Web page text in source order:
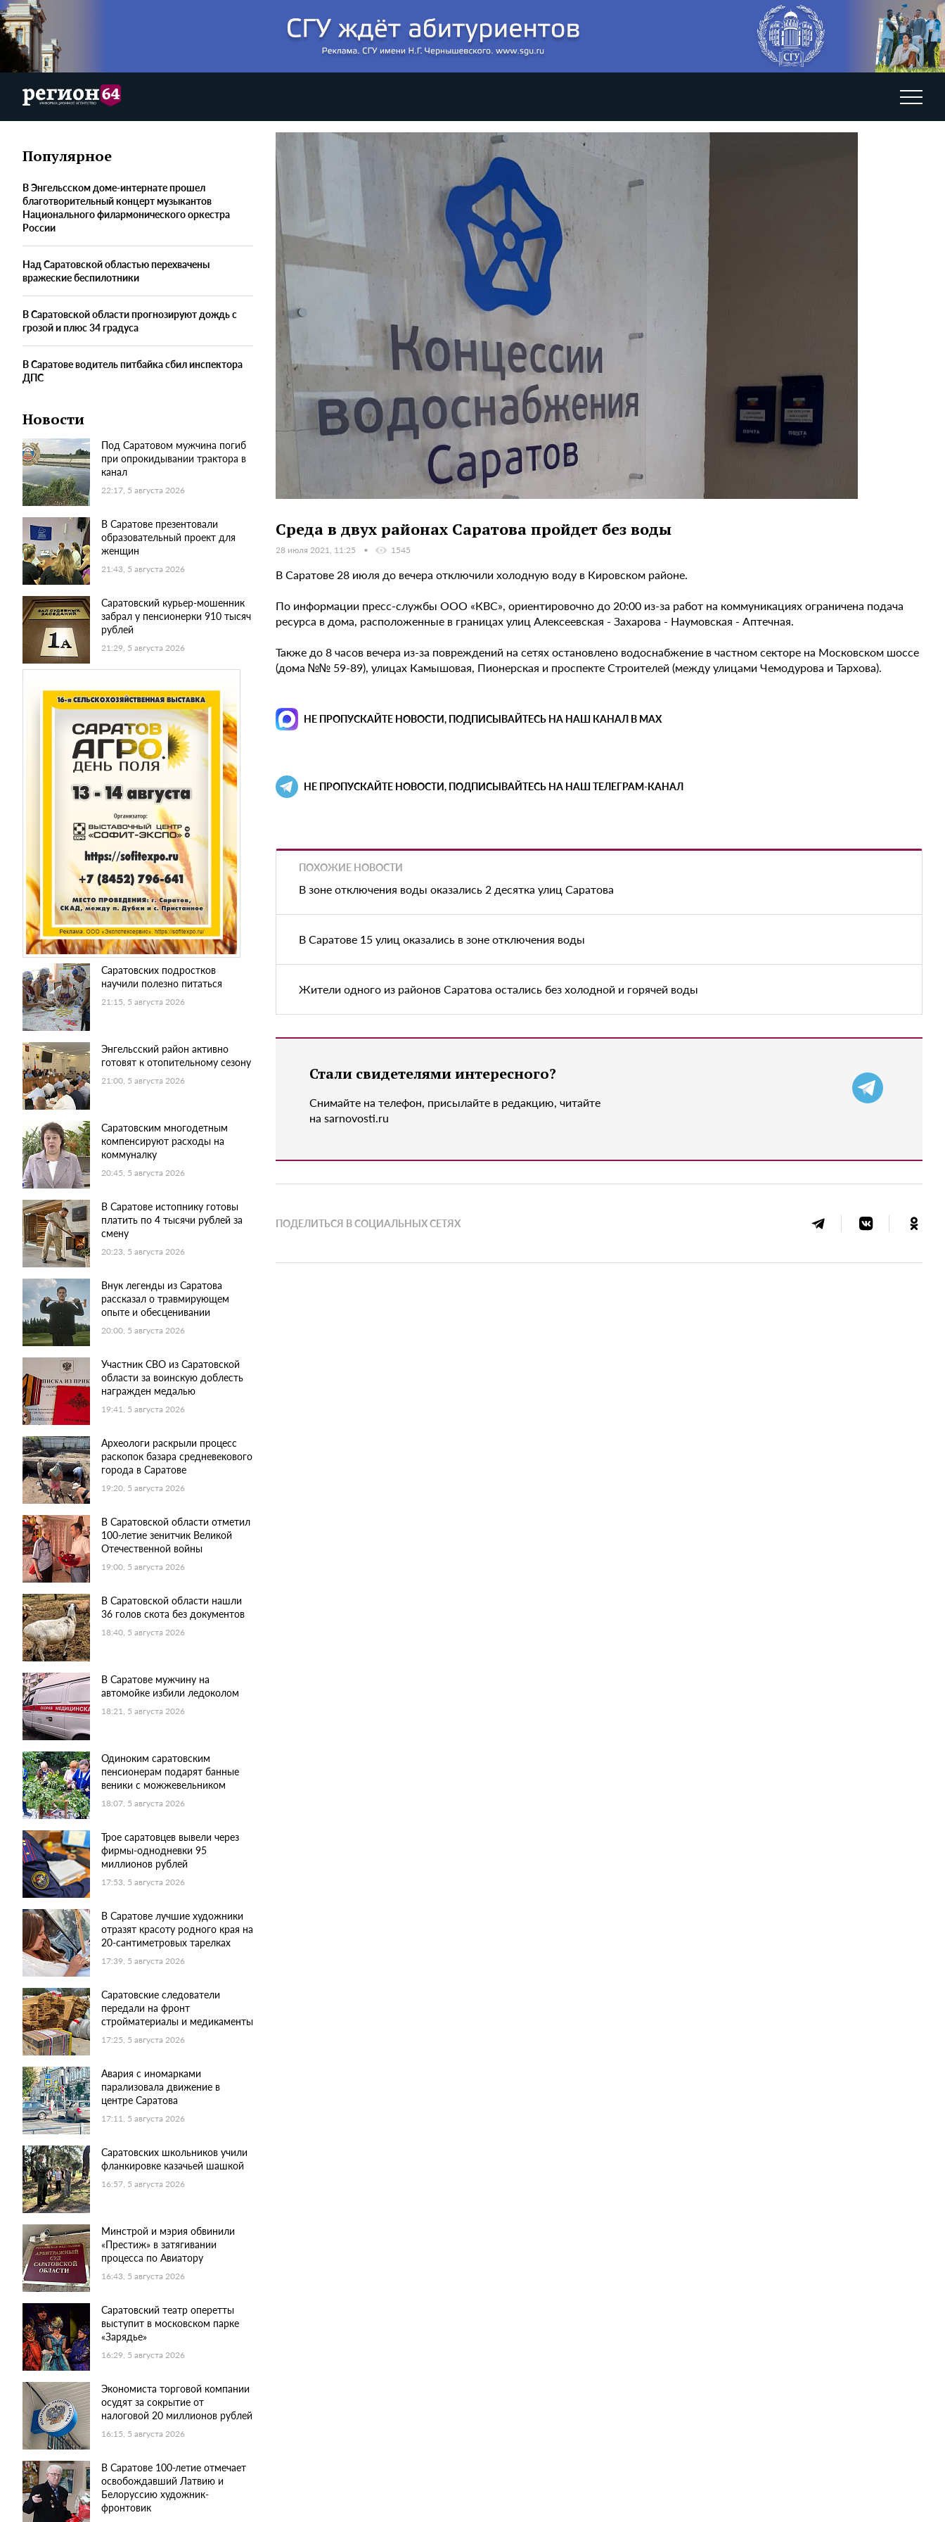
Популярное
В Энгельсском доме-интернате прошел
благотворительный концерт музыкантов
Национального филармонического оркестра
России
Над Саратовской областью перехвачены
вражеские беспилотники
В Саратовской области прогнозируют дождь с
грозой и плюс 34 градуса
В Саратове водитель питбайка сбил инспектора
ДПС
Новости
Под Саратовом мужчина погиб
при опрокидывании трактора в
канал
22:17, 5 августа 2026
В Саратове презентовали
образовательный проект для
женщин
21:43, 5 августа 2026
Саратовский курьер-мошенник
забрал у пенсионерки 910 тысяч
рублей
21:29, 5 августа 2026
Саратовских подростков
научили полезно питаться
21:15, 5 августа 2026
Энгельсский район активно
готовят к отопительному сезону
21:00, 5 августа 2026
Саратовским многодетным
компенсируют расходы на
коммуналку
20:45, 5 августа 2026
В Саратове истопнику готовы
платить по 4 тысячи рублей за
смену
20:23, 5 августа 2026
Внук легенды из Саратова
рассказал о травмирующем
опыте и обесценивании
20:00, 5 августа 2026
Участник СВО из Саратовской
области за воинскую доблесть
награжден медалью
19:41, 5 августа 2026
Археологи раскрыли процесс
раскопок базара средневекового
города в Саратове
19:20, 5 августа 2026
В Саратовской области отметил
100-летие зенитчик Великой
Отечественной войны
19:00, 5 августа 2026
В Саратовской области нашли
36 голов скота без документов
18:40, 5 августа 2026
В Саратове мужчину на
автомойке избили ледоколом
18:21, 5 августа 2026
Одиноким саратовским
пенсионерам подарят банные
веники с можжевельником
18:07, 5 августа 2026
Трое саратовцев вывели через
фирмы-однодневки 95
миллионов рублей
17:53, 5 августа 2026
В Саратове лучшие художники
отразят красоту родного края на
20-сантиметровых тарелках
17:39, 5 августа 2026
Саратовские следователи
передали на фронт
стройматериалы и медикаменты
17:25, 5 августа 2026
Авария с иномарками
парализовала движение в
центре Саратова
17:11, 5 августа 2026
Саратовских школьников учили
фланкировке казачьей шашкой
16:57, 5 августа 2026
Минстрой и мэрия обвинили
«Престиж» в затягивании
процесса по Авиатору
16:43, 5 августа 2026
Саратовский театр оперетты
выступит в московском парке
«Зарядье»
16:29, 5 августа 2026
Экономиста торговой компании
осудят за сокрытие от
налоговой 20 миллионов рублей
16:15, 5 августа 2026
В Саратове 100-летие отмечает
освобождавший Латвию и
Белоруссию художник-
фронтовик
Среда в двух районах Саратова пройдет без воды
28 июля 2021, 11:25 1545
В Саратове 28 июля до вечера отключили холодную воду в Кировском районе.
По информации пресс-службы ООО «КВС», ориентировочно до 20:00 из-за работ на коммуникациях ограничена подача
ресурса в дома, расположенные в границах улиц Алексеевская - Захарова - Наумовская - Аптечная.
Также до 8 часов вечера из-за повреждений на сетях остановлено водоснабжение в частном секторе на Московском шоссе
(дома №№ 59-89), улицах Камышовая, Пионерская и проспекте Строителей (между улицами Чемодурова и Тархова).
НЕ ПРОПУСКАЙТЕ НОВОСТИ, ПОДПИСЫВАЙТЕСЬ НА НАШ КАНАЛ В MAX
НЕ ПРОПУСКАЙТЕ НОВОСТИ, ПОДПИСЫВАЙТЕСЬ НА НАШ ТЕЛЕГРАМ-КАНАЛ
ПОХОЖИЕ НОВОСТИ
В зоне отключения воды оказались 2 десятка улиц Саратова
В Саратове 15 улиц оказались в зоне отключения воды
Жители одного из районов Саратова остались без холодной и горячей воды
Стали свидетелями интересного?
Снимайте на телефон, присылайте в редакцию, читайте
на sarnovosti.ru
ПОДЕЛИТЬСЯ В СОЦИАЛЬНЫХ СЕТЯХ